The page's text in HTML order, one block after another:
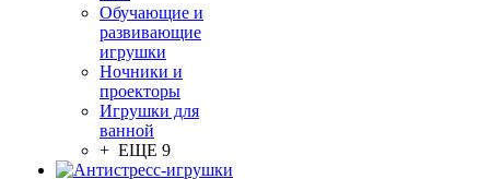
Обучающие и
развивающие
игрушки
Ночники и
проекторы
Игрушки для
ванной
+ ЕЩЕ 9